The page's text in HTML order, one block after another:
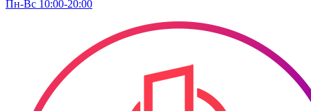
Пн-Вс 10:00-20:00